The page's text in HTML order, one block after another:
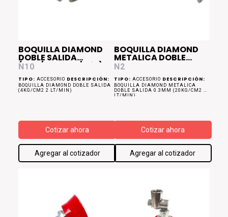
BOQUILLA DIAMOND
DOBLE SALIDA
(4Kg/cm2 2 Lt/min)
N10
TIPO: ACCESORIO DESCRIPCIÓN:
BOQUILLA DIAMOND DOBLE SALIDA
(4KG/CM2 2 LT/MIN)
Cotizar ahora
Agregar al cotizador
BOQUILLA DIAMOND
METALICA DOBLE
SALIDA 0.3mm
(20Kg/cm2 2 Lt/min)
N2
TIPO: ACCESORIO DESCRIPCIÓN:
BOQUILLA DIAMOND METALICA
DOBLE SALIDA 0.3MM (20KG/CM2 2
LT/MIN)
Cotizar ahora
Agregar al cotizador